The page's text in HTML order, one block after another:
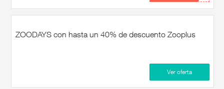
ZOODAYS con hasta un 40% de descuento Zooplus
Ver oferta